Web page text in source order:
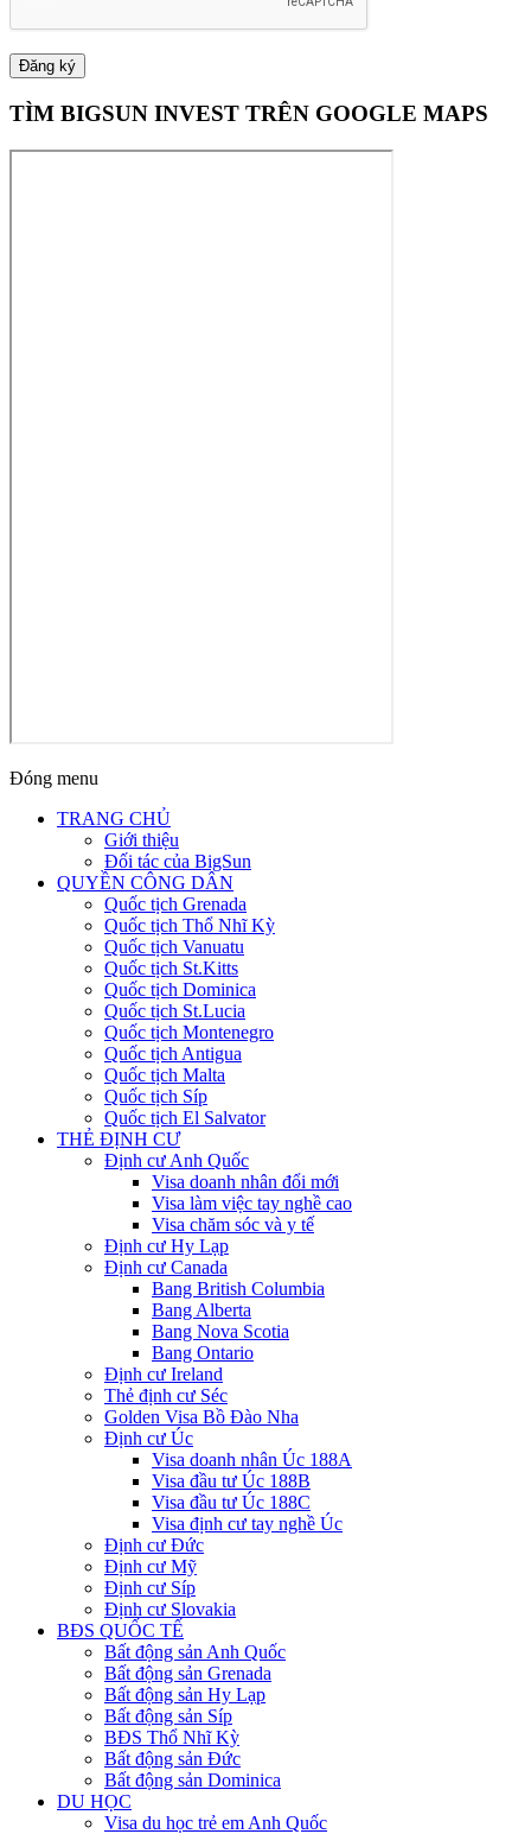
TÌM BIGSUN INVEST TRÊN GOOGLE MAPS
Đóng menu
TRANG CHỦ
Giới thiệu
Đối tác của BigSun
QUYỀN CÔNG DÂN
Quốc tịch Grenada
Quốc tịch Thổ Nhĩ Kỳ
Quốc tịch Vanuatu
Quốc tịch St.Kitts
Quốc tịch Dominica
Quốc tịch St.Lucia
Quốc tịch Montenegro
Quốc tịch Antigua
Quốc tịch Malta
Quốc tịch Síp
Quốc tịch El Salvator
THẺ ĐỊNH CƯ
Định cư Anh Quốc
Visa doanh nhân đổi mới
Visa làm việc tay nghề cao
Visa chăm sóc và y tế
Định cư Hy Lạp
Định cư Canada
Bang British Columbia
Bang Alberta
Bang Nova Scotia
Bang Ontario
Định cư Ireland
Thẻ định cư Séc
Golden Visa Bồ Đào Nha
Định cư Úc
Visa doanh nhân Úc 188A
Visa đầu tư Úc 188B
Visa đầu tư Úc 188C
Visa định cư tay nghề Úc
Định cư Đức
Định cư Mỹ
Định cư Síp
Định cư Slovakia
BĐS QUỐC TẾ
Bất động sản Anh Quốc
Bất động sản Grenada
Bất động sản Hy Lạp
Bất động sản Síp
BĐS Thổ Nhĩ Kỳ
Bất động sản Đức
Bất động sản Dominica
DU HỌC
Visa du học trẻ em Anh Quốc